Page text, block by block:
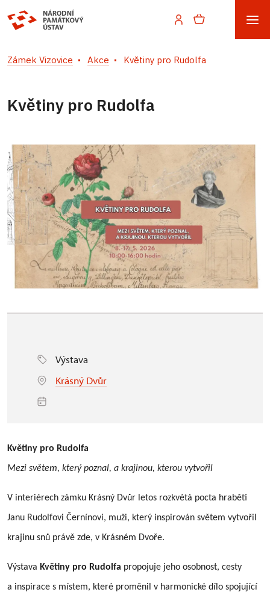
Zámek Vizovice Akce Květiny pro Rudolfa
Květiny pro Rudolfa
Výstava
Krásný Dvůr
Květiny pro Rudolfa
Mezi světem, který poznal, a krajinou, kterou vytvořil
V interiérech zámku Krásný Dvůr letos rozkvétá pocta hraběti
Janu Rudolfovi Černínovi, muži, který inspirován světem vytvořil
krajinu snů právě zde, v Krásném Dvoře.
Výstava Květiny pro Rudolfa propojuje jeho osobnost, cesty
a inspirace s místem, které proměnil v harmonické dílo spojující